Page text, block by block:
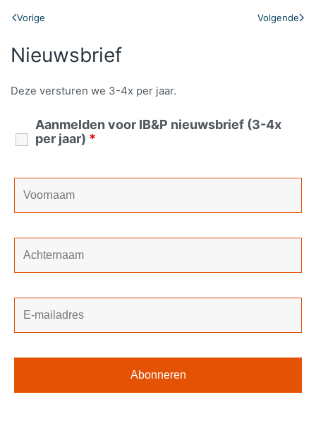
Vorige Volgende
Nieuwsbrief
Deze versturen we 3-4x per jaar.
Aanmelden voor IB&P nieuwsbrief (3-4x
per jaar) *